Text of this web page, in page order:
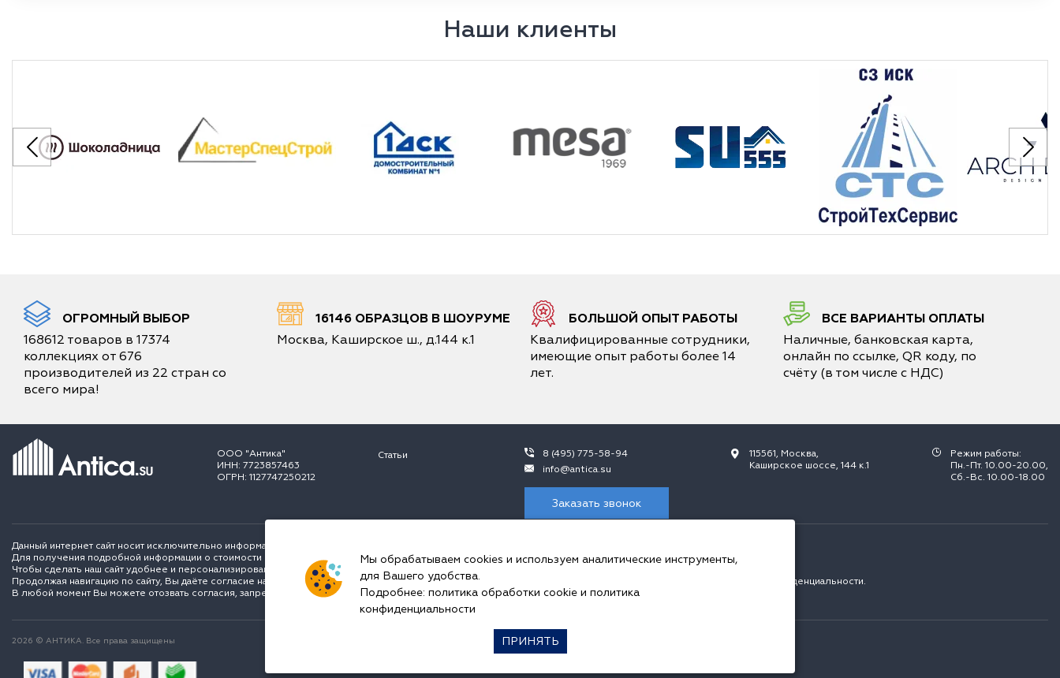
Наши клиенты
ОГРОМНЫЙ ВЫБОР
168612 товаров в 17374
коллекциях от 676
производителей из 22 стран со
всего мира!
16146 ОБРАЗЦОВ В ШОУРУМЕ
Москва, Каширское ш., д.144 к.1
БОЛЬШОЙ ОПЫТ РАБОТЫ
Квалифицированные сотрудники,
имеющие опыт работы более 14
лет.
ВСЕ ВАРИАНТЫ ОПЛАТЫ
Наличные, банковская карта,
онлайн по ссылке, QR коду, по
счёту (в том числе с НДС)
ООО "Антика"
ИНН: 7723857463
ОГРН: 1127747250212
Статьи
8 (495) 775-58-94
info@antica.su
Заказать звонок
115561, Москва,
Каширское шоссе, 144 к.1
Режим работы:
Пн.-Пт. 10.00-20.00,
Сб.-Вс. 10.00-18.00
Данный интернет сайт носит исключительно информационный характер и не является публичной офертой, в контексте положений ч.2 ст. 437 ГК РФ.
Для получения подробной информации о стоимости и сроках выполнения просьба обращаться к сотрудникам ООО «Антика».
Чтобы сделать наш сайт удобнее и персонализированее для вас мы используем cookies и аналитические инструменты.
Продолжая навигацию по сайту, Вы даёте согласие на обработку персональных данных и соглашаетесь с
политикой конфиденциальности.
В любой момент Вы можете отозвать согласия, запретить сохранение Cookie в настройках своего браузера.
2026 © АНТИКА. Все права защищены
Мы обрабатываем cookies и используем аналитические инструменты,
для Вашего удобства.
Подробнее: политика обработки cookie и политика
конфиденциальности
ПРИНЯТЬ